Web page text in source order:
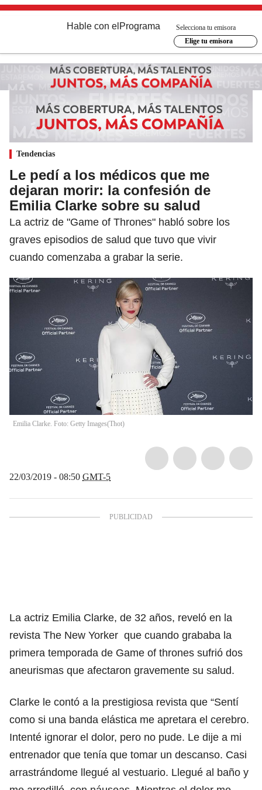
Hable con el Programa
Selecciona tu emisora
Elige tu emisora
Tendencias
Le pedí a los médicos que me
dejaran morir: la confesión de
Emilia Clarke sobre su salud
La actriz de "Game of Thrones" habló sobre los
graves episodios de salud que tuvo que vivir
cuando comenzaba a grabar la serie.
Emilia Clarke. Foto: Getty Images(Thot)
22/03/2019 - 08:50 GMT-5
La actriz Emilia Clarke, de 32 años, reveló en la
revista The New Yorker que cuando grababa la
primera temporada de Game of thrones sufrió dos
aneurismas que afectaron gravemente su salud.
Clarke le contó a la prestigiosa revista que “Sentí
como si una banda elástica me apretara el cerebro.
Intenté ignorar el dolor, pero no pude. Le dije a mi
entrenador que tenía que tomar un descanso. Casi
arrastrándome llegué al vestuario. Llegué al baño y